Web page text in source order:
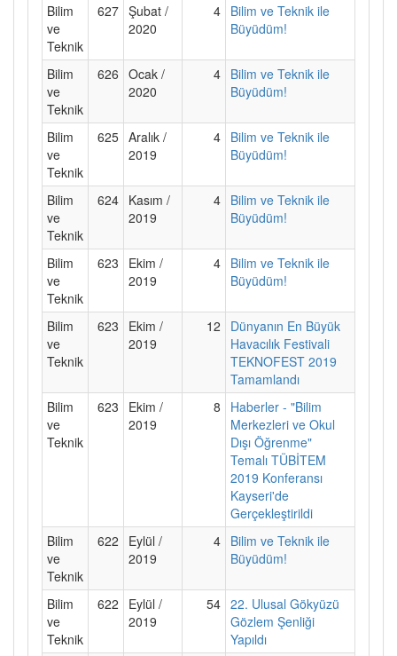
Bilim
ve
Teknik
627 Şubat /
2020
4 Bilim ve Teknik ile
Büyüdüm!
Bilim
ve
Teknik
626 Ocak /
2020
4 Bilim ve Teknik ile
Büyüdüm!
Bilim
ve
Teknik
625 Aralık /
2019
4 Bilim ve Teknik ile
Büyüdüm!
Bilim
ve
Teknik
624 Kasım /
2019
4 Bilim ve Teknik ile
Büyüdüm!
Bilim
ve
Teknik
623
Ekim /
2019
4 Bilim ve Teknik ile
Büyüdüm!
Bilim
ve
Teknik
623
Ekim /
2019
12
Dünyanın En Büyük
Havacılık Festivali
TEKNOFEST 2019
Tamamlandı
Bilim
ve
Teknik
623
Ekim /
2019
8
Haberler - "Bilim
Merkezleri ve Okul
Dışı Öğrenme"
Temalı TÜBİTEM
2019 Konferansı
Kayseri'de
Gerçekleştirildi
Bilim
ve
Teknik
622
Eylül /
2019
4 Bilim ve Teknik ile
Büyüdüm!
Bilim
ve
Teknik
622
Eylül /
2019
54 22. Ulusal Gökyüzü
Gözlem Şenliği
Yapıldı